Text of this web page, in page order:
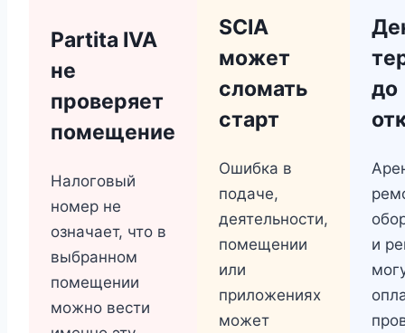
Partita IVA
не
проверяет
помещение
Налоговый
номер не
означает, что в
выбранном
помещении
можно вести
SCIA
может
сломать
старт
Ошибка в
подаче,
деятельности,
помещении
или
приложениях
может
до
и